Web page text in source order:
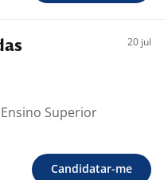
20 jul
Ensino Superior
Candidatar-me